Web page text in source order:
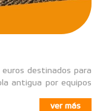
destinados para
antigua por equipos
ver más